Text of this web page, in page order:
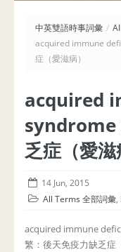
中英雙語時事詞彙 /
acquired immune
症（愛滋病）
acquired
syndrome
乏症（愛滋
14 Jun, 2015
All Terms 全部詞彙,
acquired immune
繁：後天免疫力缺乏症